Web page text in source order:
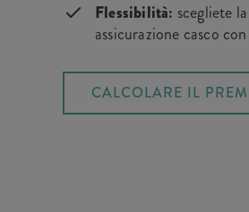
Flessibilità: scegliete
assicurazione casco
CALCOLARE IL